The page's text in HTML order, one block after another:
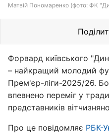
Матвій Пономаренко (фото: ФК
Форвард київського
– найкращий молодий
Прем'єр-ліги-2025/26.
впевнено переміг у
представників
Про це повідомляє РБК-